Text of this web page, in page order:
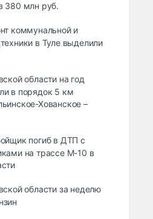
380 млн руб.
коммунальной и
в Туле выделили
области на год
в порядок 5 км
Хованское –
погиб в ДТП с
на трассе М-10 в
области за неделю